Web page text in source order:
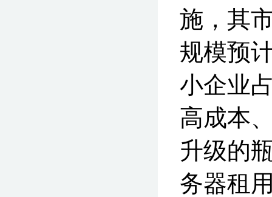
施，其
规模预
小企业
高成本
升级的
务器租